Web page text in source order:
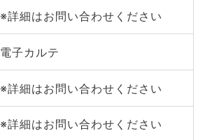
※詳細はお問い合わせください
電子カルテ
※詳細はお問い合わせください
※詳細はお問い合わせください